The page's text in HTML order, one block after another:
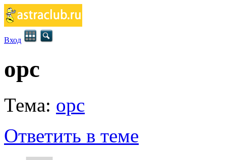
Вход
opc
Тема: opc
Ответить в теме